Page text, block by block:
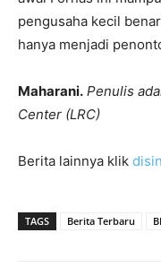
pengusaha kecil
hanya menjadi
Maharani. Penulis
Center (LRC)
Berita lainnya klik
TAGS Berita Terbaru